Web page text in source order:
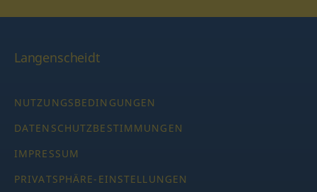
Langenscheidt
NUTZUNGSBEDINGUNGEN
DATENSCHUTZBESTIMMUNGEN
IMPRESSUM
PRIVATSPHÄRE-EINSTELLUNGEN